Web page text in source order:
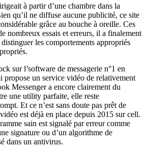
à partir d’une chambre dans la
qu’il ne diffuse aucune publicité, ce site
grâce au bouche à oreille. Ces
nombreux essais et erreurs, il a finalement
les comportements appropriés
sur l’software de messagerie n°1 en
propose un service vidéo de relativement
Messenger a encore clairement du
une utility parfaite, elle reste
Et ce n’est sans doute pas prêt de
est déjà en place depuis 2015 sur cell.
sain est signalé par erreur comme
signature ou d’un algorithme de
dans un antivirus.